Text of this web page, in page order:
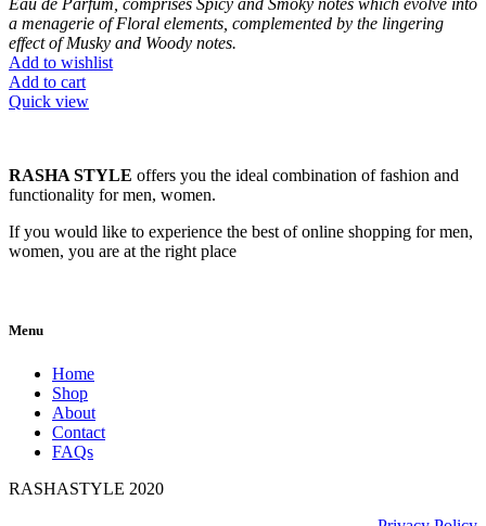
Eau de Parfum, comprises Spicy and Smoky notes which evolve into
a menagerie of Floral elements, complemented by the lingering
effect of Musky and Woody notes.
Add to wishlist
Add to cart
Quick view
RASHA STYLE offers you the ideal combination of fashion and
functionality for men, women.
If you would like to experience the best of online shopping for men,
women, you are at the right place
Menu
Home
Shop
About
Contact
FAQs
RASHASTYLE 2020